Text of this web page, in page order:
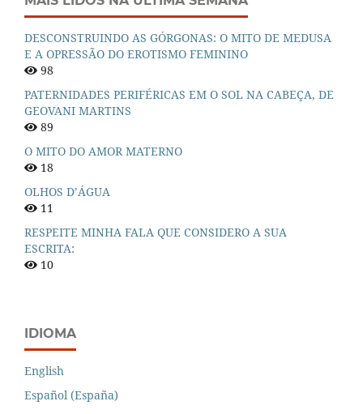
DESCONSTRUINDO AS GÓRGONAS: O MITO DE MEDUSA
E A OPRESSÃO DO EROTISMO FEMININO
98
PATERNIDADES PERIFÉRICAS EM O SOL NA CABEÇA, DE
GEOVANI MARTINS
89
O MITO DO AMOR MATERNO
18
OLHOS D’ÁGUA
11
RESPEITE MINHA FALA QUE CONSIDERO A SUA
ESCRITA:
10
IDIOMA
English
Español (España)